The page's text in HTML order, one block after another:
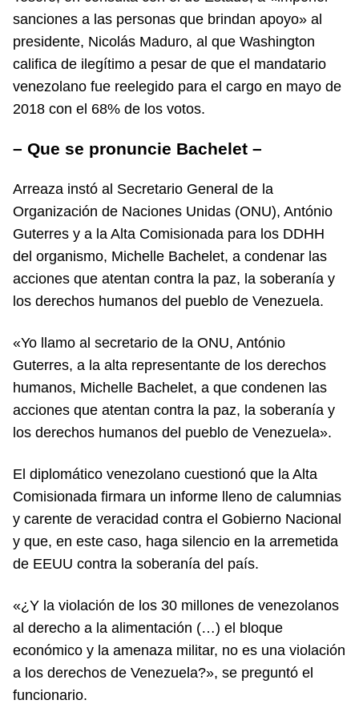
sanciones a las personas que brindan apoyo» al
presidente, Nicolás Maduro, al que Washington
califica de ilegítimo a pesar de que el mandatario
venezolano fue reelegido para el cargo en mayo de
2018 con el 68% de los votos.
– Que se pronuncie Bachelet –
Arreaza instó al Secretario General de la
Organización de Naciones Unidas (ONU), António
Guterres y a la Alta Comisionada para los DDHH
del organismo, Michelle Bachelet, a condenar las
acciones que atentan contra la paz, la soberanía y
los derechos humanos del pueblo de Venezuela.
«Yo llamo al secretario de la ONU, António
Guterres, a la alta representante de los derechos
humanos, Michelle Bachelet, a que condenen las
acciones que atentan contra la paz, la soberanía y
los derechos humanos del pueblo de Venezuela».
El diplomático venezolano cuestionó que la Alta
Comisionada firmara un informe lleno de calumnias
y carente de veracidad contra el Gobierno Nacional
y que, en este caso, haga silencio en la arremetida
de EEUU contra la soberanía del país.
«¿Y la violación de los 30 millones de venezolanos
al derecho a la alimentación (…) el bloque
económico y la amenaza militar, no es una violación
a los derechos de Venezuela?», se preguntó el
funcionario.